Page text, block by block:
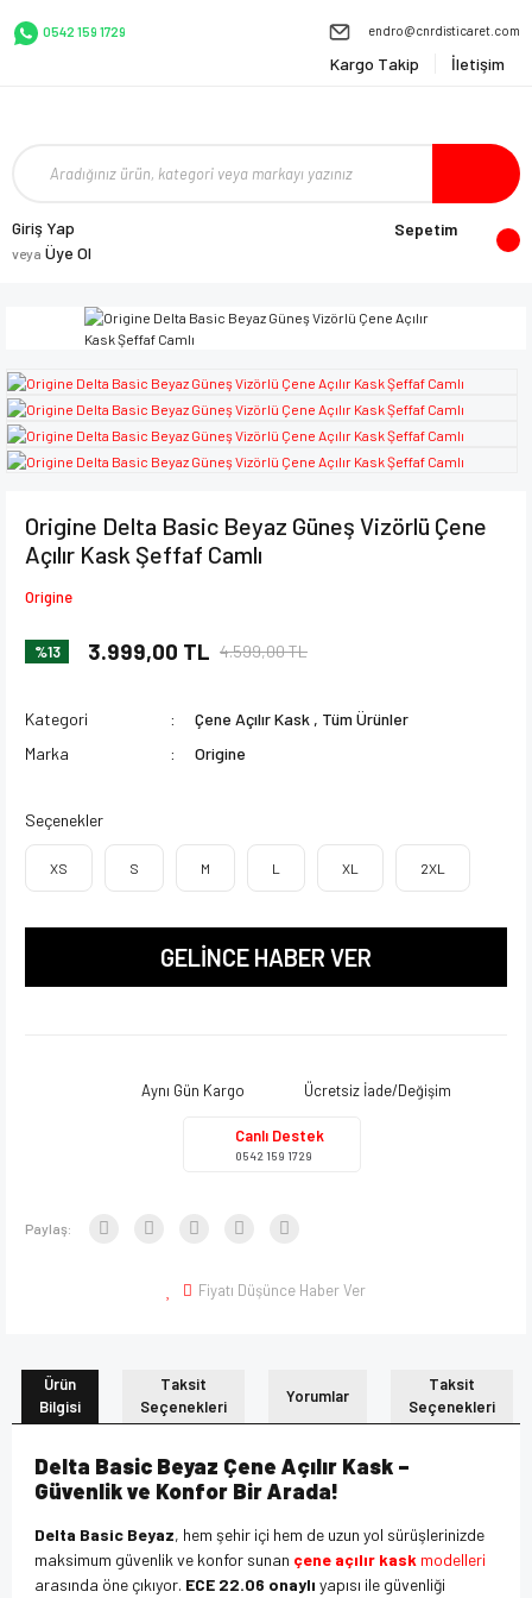
0542 159 1729 endro@cnrdisticaret.com
Kargo Takip İletişim
Giriş Yap
veya Üye Ol
Sepetim
Origine Delta Basic Beyaz Güneş Vizörlü Çene
Açılır Kask Şeffaf Camlı
Origine
%13 3.999,00 TL 4.599,00 TL
Kategori Çene Açılır Kask , Tüm Ürünler
Marka
Origine
Seçenekler
XS S M L XL 2XL
GELİNCE HABER VER
Aynı Gün Kargo Ücretsiz İade/Değişim
Canlı Destek
0542 159 1729
Paylaş:
Fiyatı Düşünce Haber Ver
Ürün
Bilgisi
Taksit
Seçenekleri
Yorumlar
Taksit
Seçenekleri
Delta Basic Beyaz Çene Açılır Kask –
Güvenlik ve Konfor Bir Arada!
Delta Basic Beyaz, hem şehir içi hem de uzun yol sürüşlerinizde
maksimum güvenlik ve konfor sunan çene açılır kask modelleri
arasında öne çıkıyor. ECE 22.06 onaylı yapısı ile güvenliği